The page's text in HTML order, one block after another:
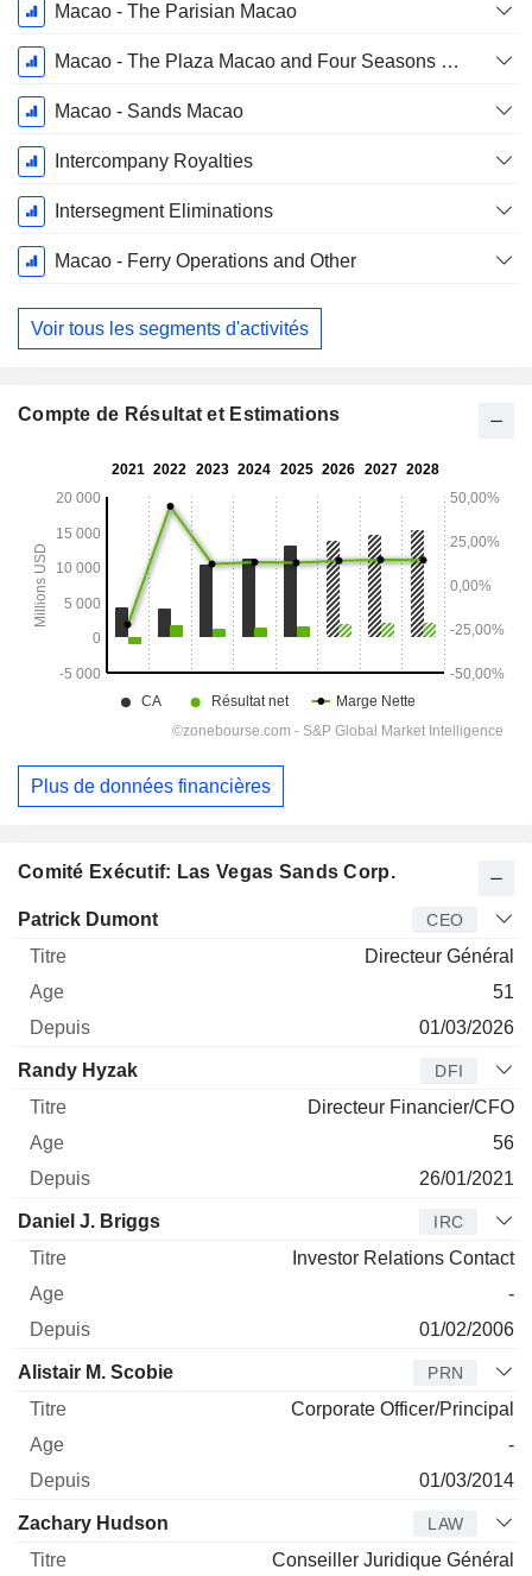
Macao - The Parisian Macao
Macao - The Plaza Macao and Four Seasons Macao
Macao - Sands Macao
Intercompany Royalties
Intersegment Eliminations
Macao - Ferry Operations and Other
Voir tous les segments d'activités
Comité Exécutif: Las Vegas Sands Corp.
Dirigeant Titre Age
Patrick Dumont CEO
Directeur Général
51
01/03/2026
Randy Hyzak DFI
Directeur Financier/CFO
56
26/01/2021
Daniel J. Briggs IRC
Investor Relations Contact
-
01/02/2006
Alistair M. Scobie PRN
Corporate Officer/Principal
-
01/03/2014
Zachary Hudson LAW
Conseiller Juridique Général
Compte de Résultat et Estimations
Plus de données financières